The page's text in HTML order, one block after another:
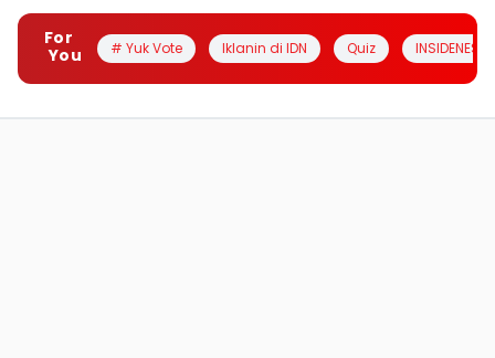
For
You
# Yuk Vote Iklanin di IDN Quiz INSIDENESIA